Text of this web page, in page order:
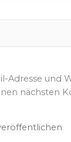
Adresse und
nächsten